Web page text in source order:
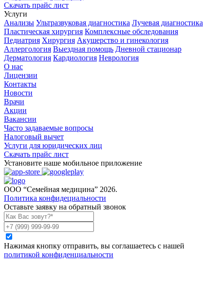
Скачать прайс лист
Услуги
Анализы Ультразвуковая диагностика Лучевая диагностика
Пластическая хирургия Комплексные обследования
Педиатрия Хирургия Акушерство и гинекология
Аллергология Выездная помощь Дневной стационар
Дерматология Кардиология Неврология
О нас
Лицензии
Контакты
Новости
Врачи
Акции
Вакансии
Часто задаваемые вопросы
Налоговый вычет
Услуги для юридических лиц
Скачать прайс лист
Установите наше мобильное приложение
ООО “Семейная медицина” 2026.
Политика конфидециальности
Оставьте заявку на обратный звонок
Нажимая кнопку отправить, вы соглашаетесь с нашей
политикой конфиденциальности